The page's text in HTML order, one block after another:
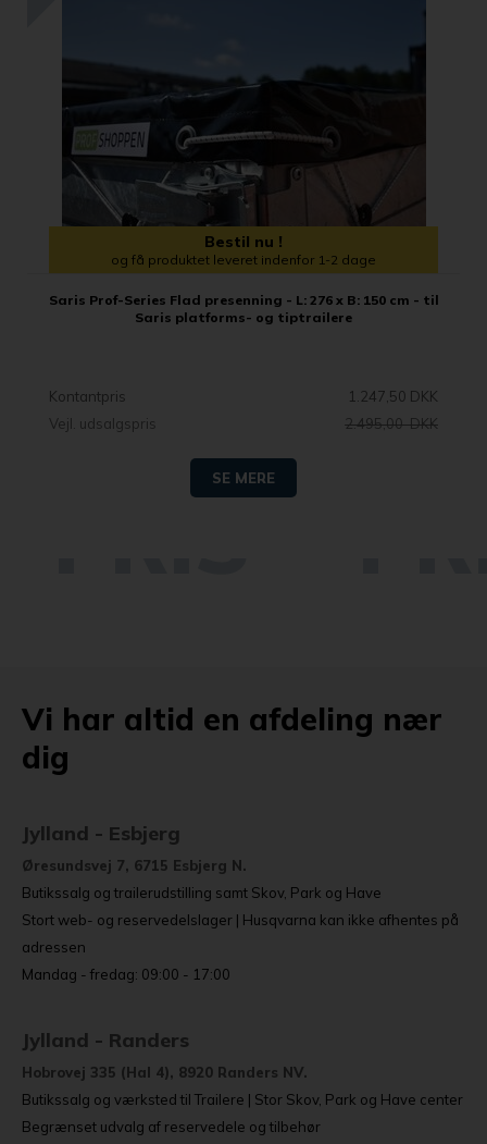
Bestil nu !
og få produktet leveret indenfor 1-2 dage
Saris Prof-Series Flad presenning - L: 276 x B: 150 cm - til
Saris platforms- og tiptrailere
Kontantpris
1.247,50 DKK
Vejl. udsalgspris
2.495,00 DKK
SE MERE
Vi har altid en afdeling nær
dig
Jylland - Esbjerg
Øresundsvej 7, 6715 Esbjerg N.
Butikssalg og trailerudstilling samt Skov, Park og Have
Stort web- og reservedelslager | Husqvarna kan ikke afhentes på
adressen
Mandag - fredag: 09:00 - 17:00
Jylland - Randers
Hobrovej 335 (Hal 4), 8920 Randers NV.
Butikssalg og værksted til Trailere | Stor Skov, Park og Have center
Begrænset udvalg af reservedele og tilbehør